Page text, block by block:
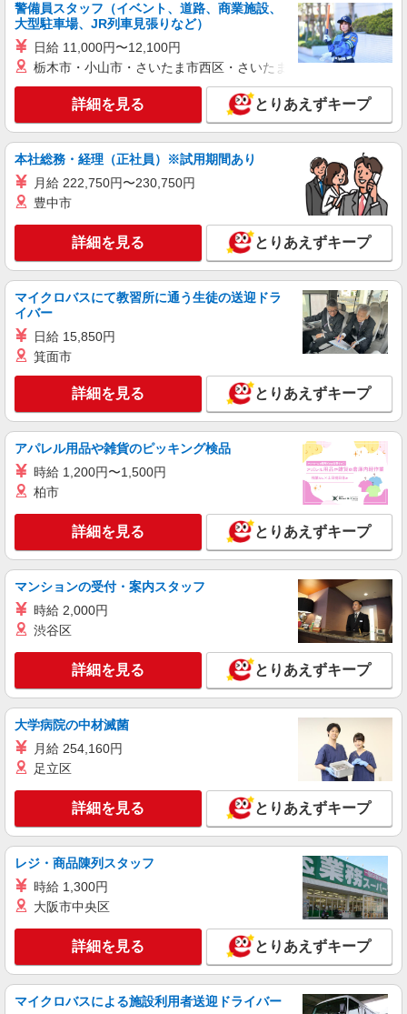
警備員スタッフ（イベント、道路、商業施設、
大型駐車場、JR列車見張りなど）
日給 11,000円〜12,100円
栃木市・小山市・さいたま市西区・さいたま市岩槻区・久喜市・
詳細を見る とりあえずキープ
本社総務・経理（正社員）※試用期間あり
月給 222,750円〜230,750円
豊中市
詳細を見る とりあえずキープ
マイクロバスにて教習所に通う生徒の送迎ドラ
イバー
日給 15,850円
箕面市
詳細を見る とりあえずキープ
アパレル用品や雑貨のピッキング検品
時給 1,200円〜1,500円
柏市
詳細を見る とりあえずキープ
マンションの受付・案内スタッフ
時給 2,000円
渋谷区
詳細を見る とりあえずキープ
大学病院の中材滅菌
月給 254,160円
足立区
詳細を見る とりあえずキープ
レジ・商品陳列スタッフ
時給 1,300円
大阪市中央区
詳細を見る とりあえずキープ
マイクロバスによる施設利用者送迎ドライバー